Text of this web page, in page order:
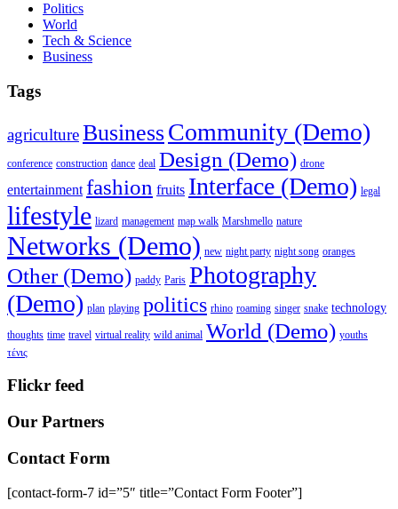
Politics
World
Tech & Science
Business
Tags
agricultureBusinessCommunity (Demo)
conference construction dance deal Design (Demo) drone
entertainment fashion fruits Interface (Demo) legal
lifestyle lizard management map walk Marshmello nature
Networks (Demo) new night party night song oranges
Other (Demo) paddy Paris Photography
(Demo) plan playing politics rhino roaming singer snake technology
thoughts time travel virtual reality wild animal World (Demo) youths
τένις
Flickr feed
Our Partners
Contact Form
[contact-form-7 id=”5″ title=”Contact Form Footer”]